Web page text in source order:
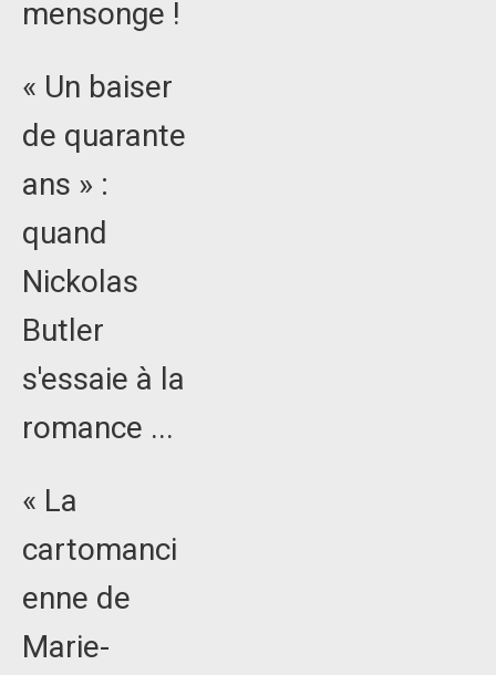
mensonge !
« Un baiser
de quarante
ans » :
quand
Nickolas
Butler
s'essaie à la
romance ...
« La
cartomanci
enne de
Marie-